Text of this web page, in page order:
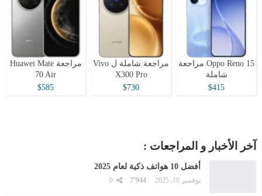
Oppo Reno 15 مراجعة
شاملة
$415
مراجعة شاملة ل Vivo
X300 Pro
$730
مراجعة Huawei Mate
70 Air
$585
آخر الأخبار و المراجعات :
أفضل 10 هواتف ذكية لعام 2025
نوفمبر 10, 2025 7٬944